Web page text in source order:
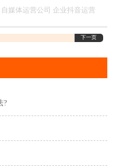
自媒体运营公司 企业抖音运营
下一页
?